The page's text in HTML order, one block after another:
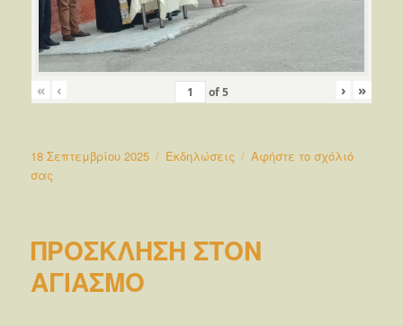
« ‹ of5 › »
Δημοσιεύτηκε
την
18 Σεπτεμβρίου 2025 Κατηγορίες
Εκδηλώσεις
Αφήστε το σχόλιό
σας
ΠΡΟΣΚΛΗΣΗ ΣΤΟΝ
ΑΓΙΑΣΜΟ